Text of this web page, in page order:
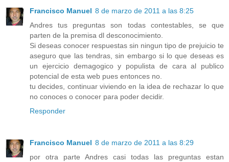
Francisco Manuel 8 de marzo de 2011 a las 8:25
Andres tus preguntas son todas contestables, se que
parten de la premisa dl desconocimiento.
Si deseas conocer respuestas sin ningun tipo de prejuicio te
aseguro que las tendras, sin embargo si lo que deseas es
un ejercicio demagogico y populista de cara al publico
potencial de esta web pues entonces no.
tu decides, continuar viviendo en la idea de rechazar lo que
no conoces o conocer para poder decidir.
Responder
Francisco Manuel 8 de marzo de 2011 a las 8:29
por otra parte Andres casi todas las preguntas estan